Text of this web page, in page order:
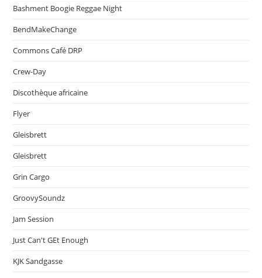
Bashment Boogie Reggae Night
BendMakeChange
Commons Café DRP
Crew-Day
Discothèque africaine
Flyer
Gleisbrett
Gleisbrett
Grin Cargo
GroovySoundz
Jam Session
Just Can't GEt Enough
KJK Sandgasse